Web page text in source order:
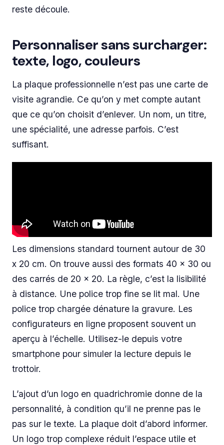
reste découle.
Personnaliser sans surcharger:
texte, logo, couleurs
La plaque professionnelle n’est pas une carte de
visite agrandie. Ce qu’on y met compte autant
que ce qu’on choisit d’enlever. Un nom, un titre,
une spécialité, une adresse parfois. C’est
suffisant.
Les dimensions standard tournent autour de 30
x 20 cm. On trouve aussi des formats 40 x 30 ou
des carrés de 20 x 20. La règle, c’est la lisibilité
à distance. Une police trop fine se lit mal. Une
police trop chargée dénature la gravure. Les
configurateurs en ligne proposent souvent un
aperçu à l’échelle. Utilisez-le depuis votre
smartphone pour simuler la lecture depuis le
trottoir.
L’ajout d’un logo en quadrichromie donne de la
personnalité, à condition qu’il ne prenne pas le
pas sur le texte. La plaque doit d’abord informer.
Un logo trop complexe réduit l’espace utile et